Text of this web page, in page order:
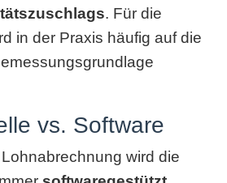
. Für die
in der Praxis häufig auf die
vs. Software
wird die